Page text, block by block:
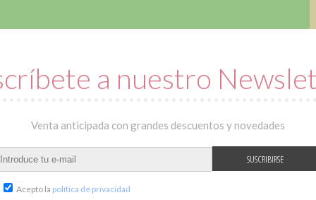
a nuestro
Venta anticipada con grandes descuentos y novedades
Acepto la política de privacidad